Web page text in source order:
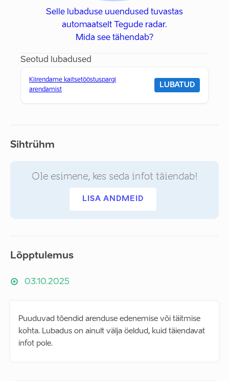
Selle lubaduse uuendused tuvastas
automaatselt Tegude radar.
Mida see tähendab?
Seotud lubadused
Kiirendame kaitsetööstuspargi
arendamist
LUBATUD
Sihtrühm
Ole esimene, kes seda infot täiendab!
LISA ANDMEID
Lõpptulemus
03.10.2025
Puuduvad tõendid arenduse edenemise või täitmise
kohta. Lubadus on ainult välja öeldud, kuid täiendavat
infot pole.